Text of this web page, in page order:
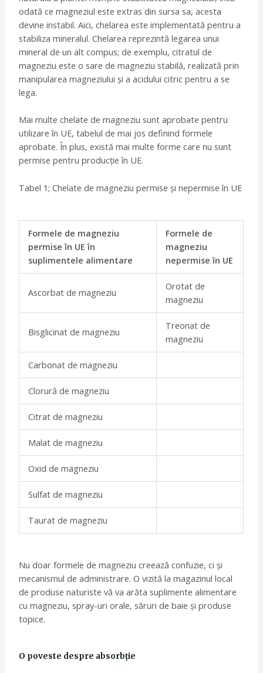
odată ce magneziul este extras din sursa sa, acesta
devine instabil. Aici, chelarea este implementată pentru a
stabiliza mineralul. Chelarea reprezintă legarea unui
mineral de un alt compus; de exemplu, citratul de
magneziu este o sare de magneziu stabilă, realizată prin
manipularea magneziului și a acidului citric pentru a se
lega.
Mai multe chelate de magneziu sunt aprobate pentru
utilizare în UE, tabelul de mai jos definind formele
aprobate. În plus, există mai multe forme care nu sunt
permise pentru producție în UE.
Tabel 1; Chelate de magneziu permise și nepermise în UE
Formele de magneziu
permise în UE în
suplimentele alimentare
Formele de
magneziu
nepermise în UE
Ascorbat de magneziu
Orotat de
magneziu
Bisglicinat de magneziu
Treonat de
magneziu
Carbonat de magneziu
Clorură de magneziu
Citrat de magneziu
Malat de magneziu
Oxid de magneziu
Sulfat de magneziu
Taurat de magneziu
Nu doar formele de magneziu creează confuzie, ci și
mecanismul de administrare. O vizită la magazinul local
de produse naturiste vă va arăta suplimente alimentare
cu magneziu, spray-uri orale, săruri de baie și produse
topice.
O poveste despre absorbție